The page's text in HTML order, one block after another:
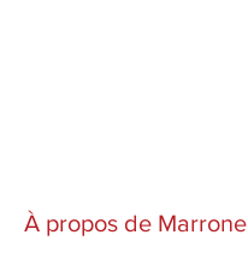
À propos de Marrone